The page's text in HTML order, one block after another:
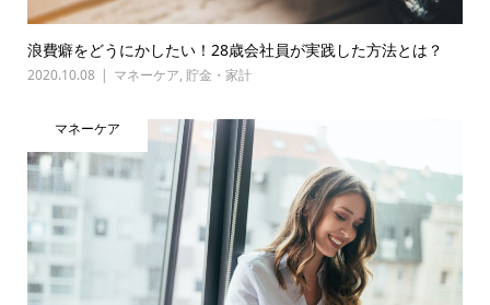
浪費癖をどうにかしたい！28歳会社員が実践した方法とは？
2020.10.08 マネーケア, 貯金・家計
マネーケア